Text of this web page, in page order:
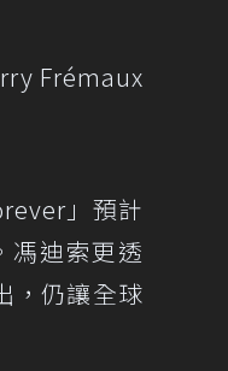
Frémaux
」預計
馮迪索更透
，仍讓全球